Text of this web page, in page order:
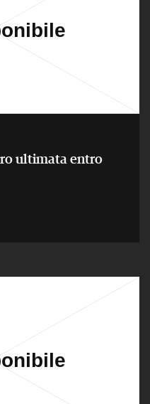
ultimata entro